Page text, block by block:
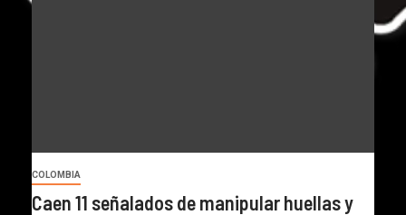
COLOMBIA
Caen 11 señalados de manipular huellas y